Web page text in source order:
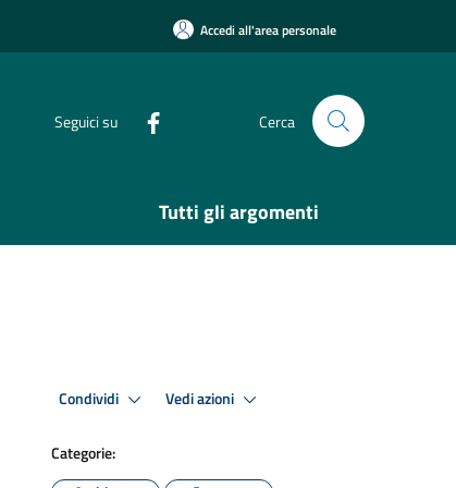
Accedi all'area personale
Seguici su Cerca
Tutti gli argomenti
Condividi Vedi azioni
Categorie: